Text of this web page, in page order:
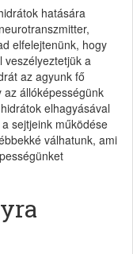
hatására
elfelejtenünk, hogy
veszélyeztetjük a
az agyunk fő
állóképességünk
elhagyásával
sejtjeink működése
válhatunk, ami